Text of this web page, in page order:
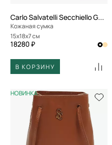
Carlo Salvatelli Secchiello Gemma
Кожаная сумка
15x18x7 см
18280 ₽
В КОРЗИНУ
НОВИНКА